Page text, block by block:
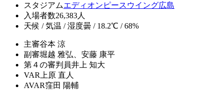
スタジアムエディオンピースウイング広島
入場者数26,383人
天候 / 気温 / 湿度曇 / 18.2℃ / 68%
主審谷本 涼
副審堀越 雅弘、安藤 康平
第４の審判員井上 知大
VAR 上原 直人
AVAR窪田 陽輔